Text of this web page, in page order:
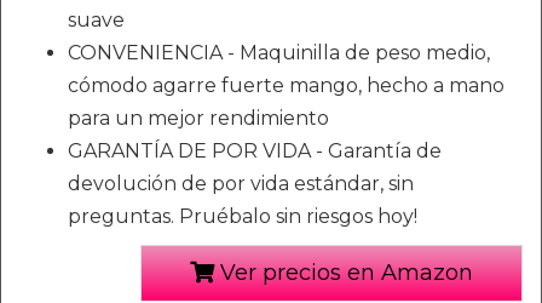
suave
CONVENIENCIA - Maquinilla de peso medio,
cómodo agarre fuerte mango, hecho a mano
para un mejor rendimiento
GARANTÍA DE POR VIDA - Garantía de
devolución de por vida estándar, sin
preguntas. Pruébalo sin riesgos hoy!
Ver precios en Amazon